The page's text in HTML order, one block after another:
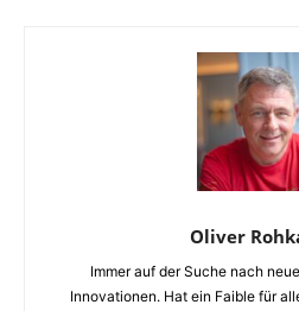
Oliver
Immer auf der Suche nach
Innovationen. Hat ein Faible für